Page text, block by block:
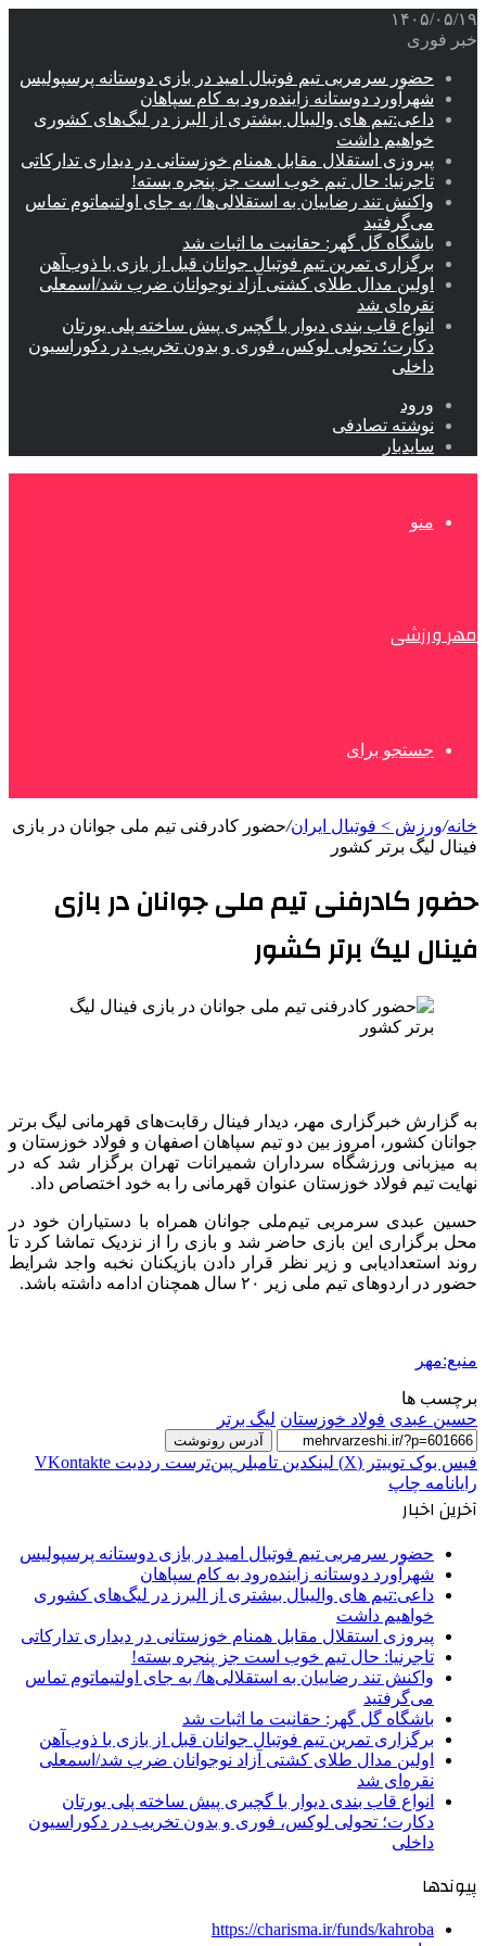
۱۴۰۵/۰۵/۱۹
خبر فوری
حضور سرمربی تیم فوتبال امید در بازی دوستانه پرسپولیس
شهرآورد دوستانه زاینده‌رود به کام سپاهان
داعی:تیم های والیبال بیشتری از البرز در لیگ‌های کشوری
خواهیم داشت
پیروزی استقلال مقابل همنام خوزستانی در دیداری تدارکاتی
تاجرنیا: حال تیم خوب است جز پنجره بسته!
واکنش تند رضاییان به استقلالی‌ها/ به جای اولتیماتوم تماس
می‌گرفتید
باشگاه گل گهر: حقانیت ما اثبات شد
برگزاری تمرین تیم فوتبال جوانان قبل از بازی با ذوب‌آهن
اولین مدال طلای کشتی آزاد نوجوانان ضرب شد/اسمعلی
نقره‌ای شد
انواع قاب بندی دیوار با گچبری پیش ساخته پلی یورتان
دکارت؛ تحولی لوکس، فوری و بدون تخریب در دکوراسیون
داخلی
ورود
نوشته تصادفی
سایدبار
منو
مهر ورزشی
جستجو برای
خانه/ورزش > فوتبال ایران/حضور کادرفنی تیم ملی جوانان در بازی
فینال لیگ برتر کشور
حضور کادرفنی تیم ملی جوانان در بازی
فینال لیگ برتر کشور
به گزارش خبرگزاری مهر، دیدار فینال رقابت‌های قهرمانی لیگ برتر
جوانان کشور، امروز بین دو تیم سپاهان اصفهان و فولاد خوزستان و
به میزبانی ورزشگاه سرداران شمیرانات تهران برگزار شد که در
نهایت تیم فولاد خوزستان عنوان قهرمانی را به خود اختصاص داد.
حسین عبدی سرمربی تیم‌ملی جوانان همراه با دستیاران خود در
محل برگزاری این بازی حاضر شد و بازی را از نزدیک تماشا کرد تا
روند استعدادیابی و زیر نظر قرار دادن بازیکنان نخبه واجد شرایط
حضور در اردوهای تیم ملی زیر ۲۰ سال همچنان ادامه داشته باشد.
منبع:مهر
برچسب ها
حسین عبدی فولاد خوزستان لیگ برتر
آدرس رونوشت
فیس بوک توییتر (X) لینکدین ‫تامبلر ‫پین‌ترست ‫رددیت ‫VKontakte
رایانامه چاپ
آخرین اخبار
حضور سرمربی تیم فوتبال امید در بازی دوستانه پرسپولیس
شهرآورد دوستانه زاینده‌رود به کام سپاهان
داعی:تیم های والیبال بیشتری از البرز در لیگ‌های کشوری
خواهیم داشت
پیروزی استقلال مقابل همنام خوزستانی در دیداری تدارکاتی
تاجرنیا: حال تیم خوب است جز پنجره بسته!
واکنش تند رضاییان به استقلالی‌ها/ به جای اولتیماتوم تماس
می‌گرفتید
باشگاه گل گهر: حقانیت ما اثبات شد
برگزاری تمرین تیم فوتبال جوانان قبل از بازی با ذوب‌آهن
اولین مدال طلای کشتی آزاد نوجوانان ضرب شد/اسمعلی
نقره‌ای شد
انواع قاب بندی دیوار با گچبری پیش ساخته پلی یورتان
دکارت؛ تحولی لوکس، فوری و بدون تخریب در دکوراسیون
داخلی
پیوندها
https://charisma.ir/funds/kahroba